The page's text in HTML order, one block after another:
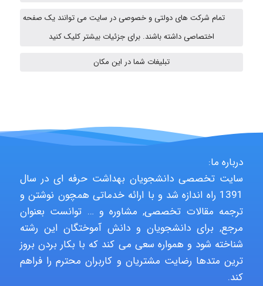
fahimeh sheibani
HaddadiMahsa
Niloofar
تمام شرکت های دولتی و خصوصی در سایت می توانند یک صفحه
اختصاصی داشته باشند. برای جزئیات بیشتر کلیک کنید
تبلیغات شما در این مکان
درباره ما:
سایت تخصصی دانشجویان بهداشت حرفه ای در سال
1391 راه اندازه شد و با ارائه خدماتی همچون نوشتن و
ترجمه مقالات تخصصی, مشاوره و … توانست بعنوان
مرجع, برای دانشجویان و دانش آموختگان این رشته
شناخته شود و همواره سعی می کند که با بکار بردن بروز
ترین متدها رضایت مشتریان و کاربران محترم را فراهم
کند.